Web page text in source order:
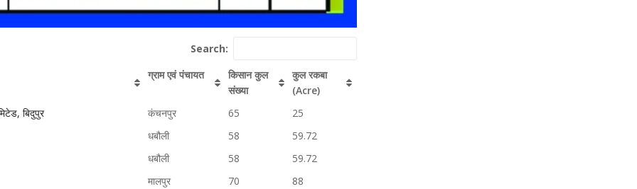
Search:
ग्राम एवं पंचायत
किसान कुल
संख्या
कुल रकबा
(Acre)
बिदुपुर
कंचनपुर 65
25
धबौली
58
59.72
धबौली
58
59.72
मालपुर
70
88